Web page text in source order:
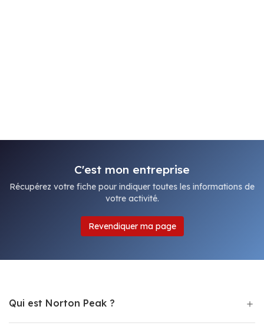
C'est mon entreprise
Récupérez votre fiche pour indiquer toutes les informations de
votre activité.
Revendiquer ma page
Qui est Norton Peak ?